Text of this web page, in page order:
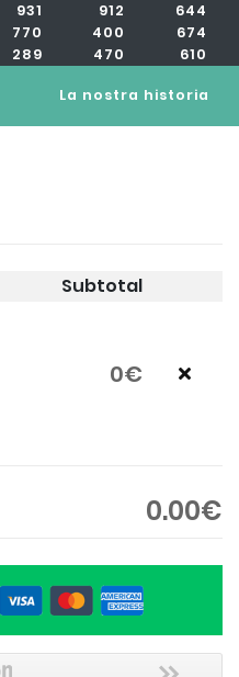
931
770
289
912
400
470
644
674
610
La nostra historia
Subtotal
0€
0.00€